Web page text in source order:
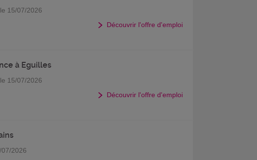
15/07/2026
Découvrir l'offre d'emploi
à Eguilles
15/07/2026
Découvrir l'offre d'emploi
2026